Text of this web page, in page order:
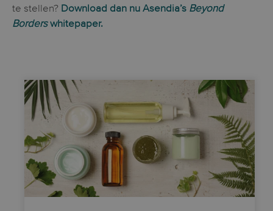
te stellen? Download dan nu Asendia’s Beyond
Borderswhitepaper.